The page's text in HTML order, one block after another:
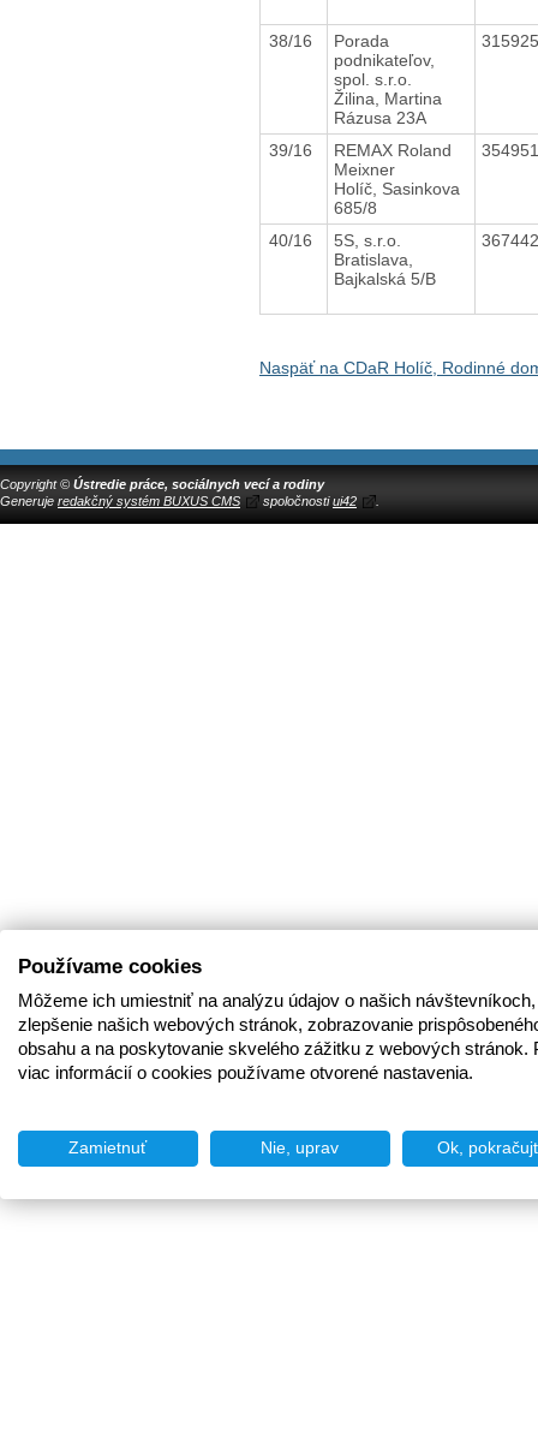
38/16
Porada
podnikateľov,
spol. s.r.o.
Žilina, Martina
Rázusa 23A
39/16
REMAX Roland
Meixner
Holíč, Sasinkova
685/8
40/16
5S, s.r.o.
Bratislava,
Bajkalská 5/B
Naspäť na CDaR Holíč, Rodinné
Copyright © Ústredie práce, sociálnych vecí a rodiny
Generuje redakčný systém BUXUS CMS spoločnostiui42
Používame cookies
Môžeme ich umiestniť na analýzu údajov o našich
zlepšenie našich webových stránok, zobrazovanie
obsahu a na poskytovanie skvelého zážitku z webových stránok.
viac informácií o cookies používame otvorené nastavenia.
Zamietnuť Nie, uprav Ok,